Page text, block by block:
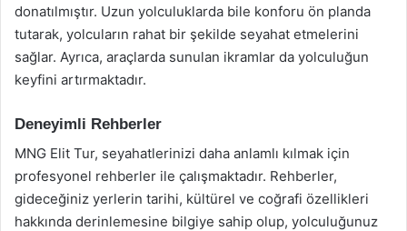
donatılmıştır. Uzun yolculuklarda bile konforu ön planda
tutarak, yolcuların rahat bir şekilde seyahat etmelerini
sağlar. Ayrıca, araçlarda sunulan ikramlar da yolculuğun
keyfini artırmaktadır.
Deneyimli Rehberler
MNG Elit Tur, seyahatlerinizi daha anlamlı kılmak için
profesyonel rehberler ile çalışmaktadır. Rehberler,
gideceğiniz yerlerin tarihi, kültürel ve coğrafi özellikleri
hakkında derinlemesine bilgiye sahip olup, yolculuğunuz